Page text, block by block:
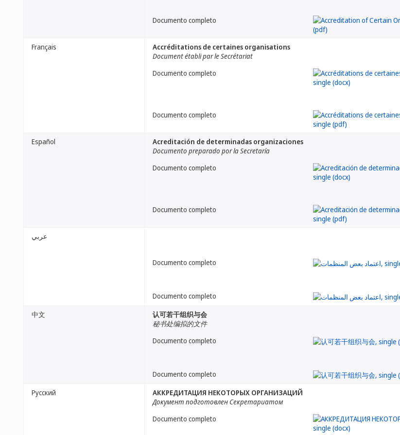
Documento completo
Français
Accréditations de certaines organisations
Document établi par le Secrétariat
Documento completo
Documento completo
Español
Acreditación de determinadas organizaciones
Documento preparado por la Secretaría
Documento completo
Documento completo
عربي
Documento completo
Documento completo
中文
认可若干组织与会
秘书处编拟的文件
Documento completo
Documento completo
Русский
АККРЕДИТАЦИЯ НЕКОТОРЫХ ОРГАНИЗАЦИЙ
Документ подготовлен Секретариатом
Documento completo